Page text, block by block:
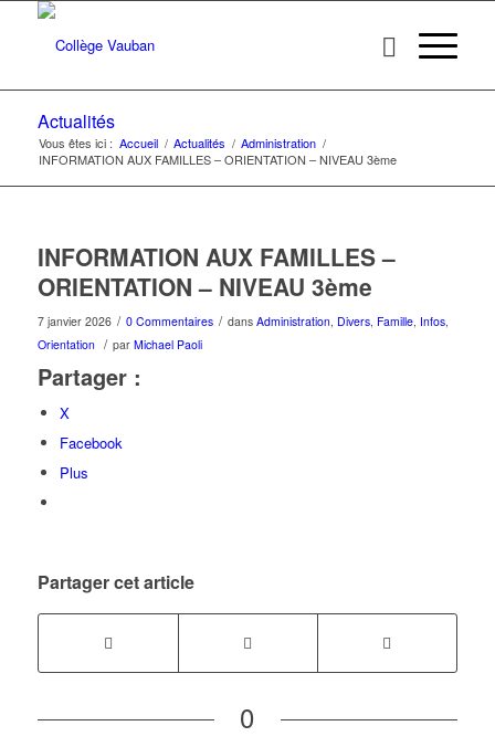
Actualités
Vous êtes ici : Accueil / Actualités / Administration /
INFORMATION AUX FAMILLES – ORIENTATION – NIVEAU 3ème
INFORMATION AUX FAMILLES –
ORIENTATION – NIVEAU 3ème
7 janvier 2026 / 0 Commentaires / dans Administration, Divers, Famille, Infos,
Orientation / par Michael Paoli
Partager :
X
Facebook
Plus
Partager cet article
0